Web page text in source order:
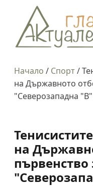
Начало / Спорт/
на Държавното
"Северозападна "В"
на